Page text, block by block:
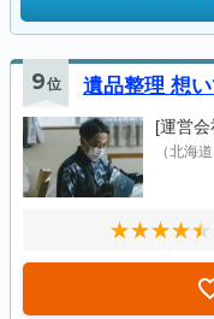
9位 遺品整理 想
[運営会
（北海